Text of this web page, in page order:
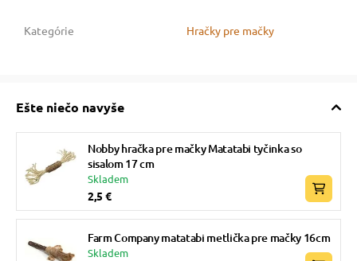
Kategórie Hračky pre mačky
Ešte niečo navyše
Nobby hračka pre mačky Matatabi tyčinka so
sisalom 17 cm
Skladem
2,5 €
Farm Company matatabi metlička pre mačky 16cm
Skladem